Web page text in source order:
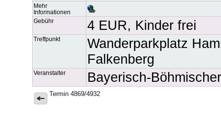
Mehr
Informationen
Gebühr
4 EUR, Kinder frei
Treffpunkt
Wanderparkplatz
Falkenberg
Veranstalter Bayerisch-
Termin 4869/4932